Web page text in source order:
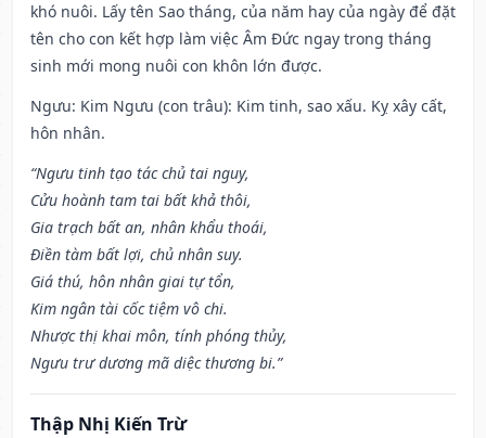
khó nuôi. Lấy tên Sao tháng, của năm hay của ngày để đặt
tên cho con kết hợp làm việc Âm Đức ngay trong tháng
sinh mới mong nuôi con khôn lớn được.
Ngưu: Kim Ngưu (con trâu): Kim tinh, sao xấu. Kỵ xây cất,
hôn nhân.
“Ngưu tinh tạo tác chủ tai nguy,
Cửu hoành tam tai bất khả thôi,
Gia trạch bất an, nhân khẩu thoái,
Điền tàm bất lợi, chủ nhân suy.
Giá thú, hôn nhân giai tự tổn,
Kim ngân tài cốc tiệm vô chi.
Nhược thị khai môn, tính phóng thủy,
Ngưu trư dương mã diệc thương bi.”
Thập Nhị Kiến Trừ